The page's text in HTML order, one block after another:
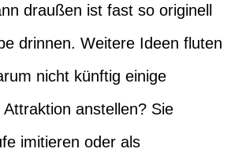
draußen ist fast so originell
drinnen. Weitere Ideen fluten
nicht künftig einige
anstellen? Sie
imitieren oder als